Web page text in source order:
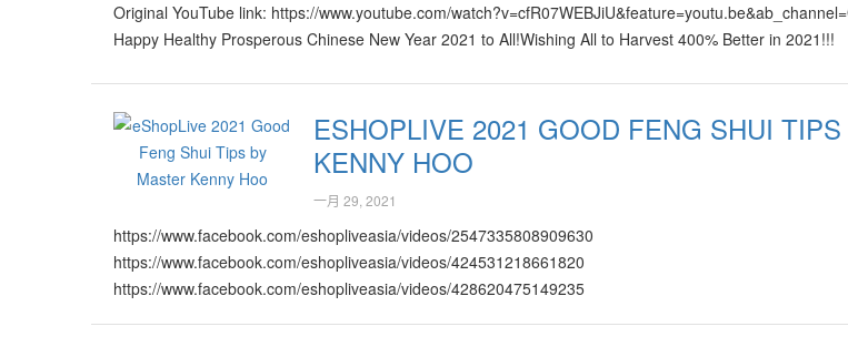
Original YouTube link: https://www.youtube.com/
Happy Healthy Prosperous Chinese New Year 2021 to All!Wishing All to Harvest 400% Better in 2021!!!
ESHOPLIVE 2021 GOOD FENG SHUI
KENNY HOO
一月 29, 2021
https://www.facebook.com/eshopliveasia/videos/2547335808909630
https://www.facebook.com/eshopliveasia/videos/424531218661820
https://www.facebook.com/eshopliveasia/videos/428620475149235